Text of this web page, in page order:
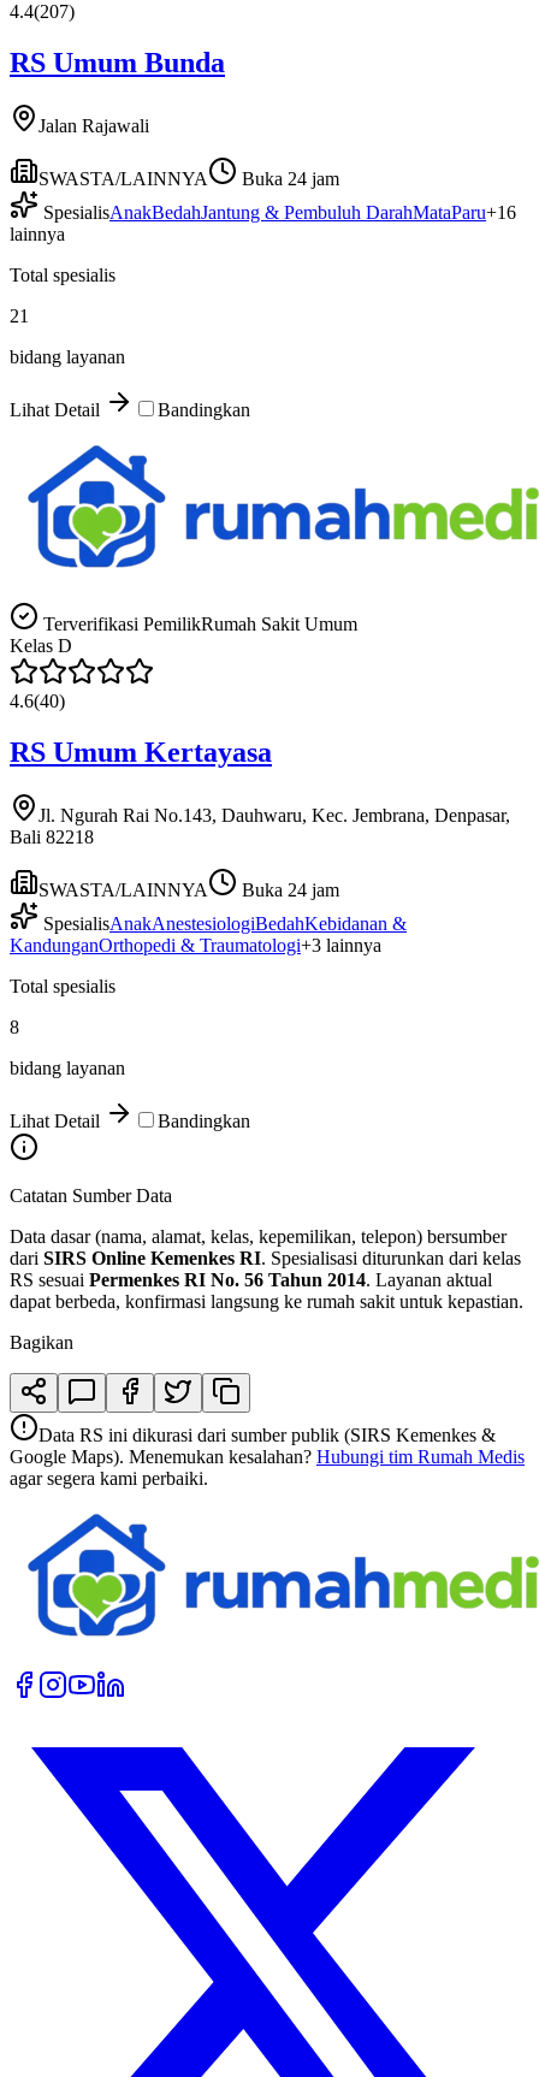
4.4(207)
RS Umum Bunda
Jalan Rajawali
SWASTA/LAINNYA
Buka 24 jam
SpesialisAnakBedahJantung & Pembuluh DarahMataParu+16
lainnya
Total spesialis
21
bidang layanan
Lihat Detail Bandingkan
Terverifikasi PemilikRumah Sakit Umum
Kelas D
4.6(40)
RS Umum Kertayasa
Jl. Ngurah Rai No.143, Dauhwaru, Kec. Jembrana, Denpasar,
Bali 82218
SWASTA/LAINNYA
Buka 24 jam
SpesialisAnakAnestesiologiBedahKebidanan &
KandunganOrthopedi & Traumatologi+3 lainnya
Total spesialis
8
bidang layanan
Lihat Detail Bandingkan
Catatan Sumber Data
Data dasar (nama, alamat, kelas, kepemilikan, telepon) bersumber
dari SIRS Online Kemenkes RI. Spesialisasi diturunkan dari kelas
RS sesuai Permenkes RI No. 56 Tahun 2014. Layanan aktual
dapat berbeda, konfirmasi langsung ke rumah sakit untuk kepastian.
Bagikan
Data RS ini dikurasi dari sumber publik (SIRS Kemenkes &
Google Maps). Menemukan kesalahan? Hubungi tim Rumah Medis
agar segera kami perbaiki.